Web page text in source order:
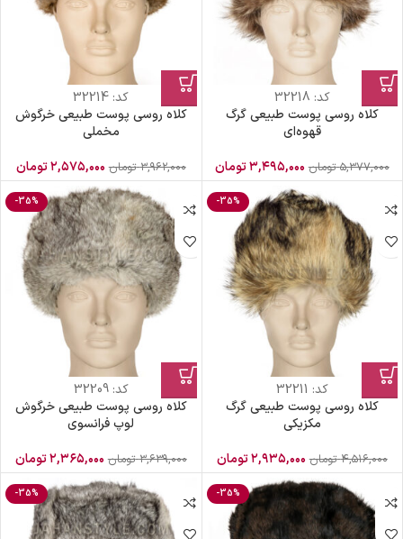
کد: 32218
کلاه روسی پوست طبیعی گرگ
قهوه‌ای
۵,۳۷۷,۰۰۰ تومان ۳,۴۹۵,۰۰۰تومان
کد: 32214
کلاه روسی پوست طبیعی خرگوش
مخملی
۳,۹۶۲,۰۰۰ تومان ۲,۵۷۵,۰۰۰تومان
-35%
کد: 32211
کلاه روسی پوست طبیعی گرگ
مکزیکی
۴,۵۱۶,۰۰۰ تومان ۲,۹۳۵,۰۰۰تومان
-35%
کد:32209
کلاه روسی پوست طبیعی خرگوش
لوپ فرانسوی
۳,۶۳۹,۰۰۰ تومان ۲,۳۶۵,۰۰۰تومان
-35%
-35%